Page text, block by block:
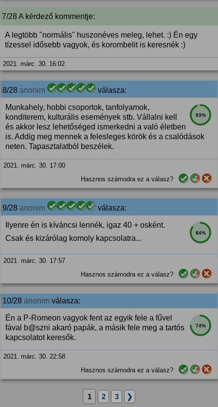
7/28 A kérdező kommentje:
A legtöbb "normális" huszonéves meleg, lehet. :) Én egy
tízessel idősebb vagyok, és korombelit is keresnék :)
2021. márc. 30. 16:02
8/28 anonim válasza:
93%
Munkahely, hobbi csoportok, tanfolyamok,
konditerem, kulturális események stb. Vállalni kell
és akkor lesz lehetőséged ismerkedni a való életben
is. Addig meg mennek a felesleges körök és a csalódások
neten. Tapasztalatból beszélek.
2021. márc. 30. 17:00
Hasznos számodra ez a válasz?
9/28 anonim válasza:
84%
Ilyenre én is kíváncsi lennék, igaz 40 + osként.
Csak és kizárólag komoly kapcsolatra...
2021. márc. 30. 17:57
Hasznos számodra ez a válasz?
10/28 anonim válasza:
74%
Én a P-Romeon vagyok fent az egyik fele a fűvel
fával b@szni akaró papák, a másik fele meg a tartós
kapcsolatot keresők.
2021. márc. 30. 22:58
Hasznos számodra ez a válasz?
1 2 3 ❯